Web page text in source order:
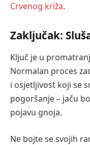
Crvenog križa.
Zaključak:
Ključ je u
Normalan proces
i osjetljivost koji se
pogoršanje – jaču
pojavu gnoja.
Ne bojte se svojih